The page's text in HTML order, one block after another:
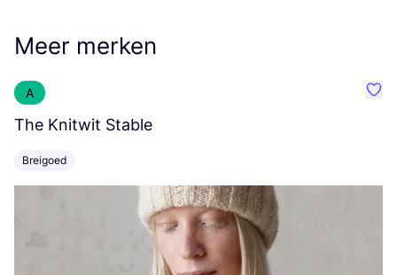
Meer merken
A
The Knitwit Stable
Breigoed